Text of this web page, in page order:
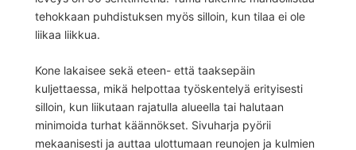
tehokkaan puhdistuksen myös silloin, kun tilaa ei ole
liikaa liikkua.
Kone lakaisee sekä eteen- että taaksepäin
kuljettaessa, mikä helpottaa työskentelyä erityisesti
silloin, kun liikutaan rajatulla alueella tai halutaan
minimoida turhat käännökset. Sivuharja pyörii
mekaanisesti ja auttaa ulottumaan reunojen ja kulmien